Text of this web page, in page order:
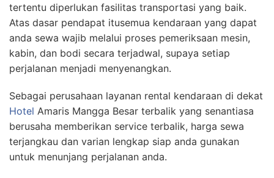
tertentu diperlukan fasilitas transportasi yang baik.
Atas dasar pendapat itusemua kendaraan yang dapat
anda sewa wajib melalui proses pemeriksaan mesin,
kabin, dan bodi secara terjadwal, supaya setiap
perjalanan menjadi menyenangkan.
Sebagai perusahaan layanan rental kendaraan di dekat
Hotel Amaris Mangga Besar terbalik yang senantiasa
berusaha memberikan service terbalik, harga sewa
terjangkau dan varian lengkap siap anda gunakan
untuk menunjang perjalanan anda.